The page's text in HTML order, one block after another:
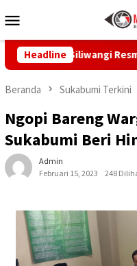
ke
Mobile
Headline
Siliwangi Resmi
Beranda Sukabumi Terkini
Ngopi Bareng
Sukabumi Beri
Admin
Februari 15, 2023
248